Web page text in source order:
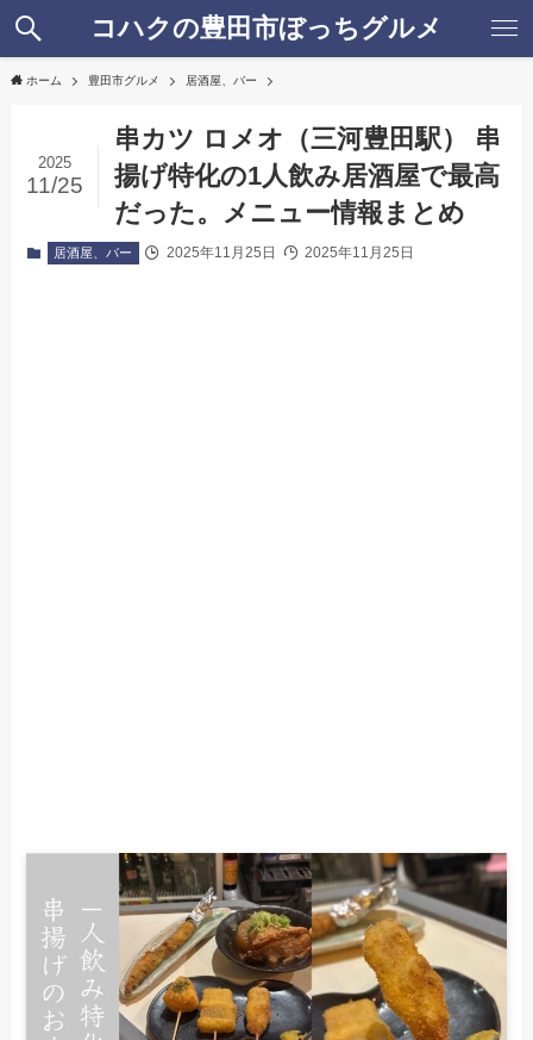
コハクの豊田市ぼっちグルメ
ホーム 豊田市グルメ 居酒屋、バー
串カツ ロメオ（三河豊田駅） 串
揚げ特化の1人飲み居酒屋で最高
だった。メニュー情報まとめ
2025
11/25
居酒屋、バー 2025年11月25日 2025年11月25日